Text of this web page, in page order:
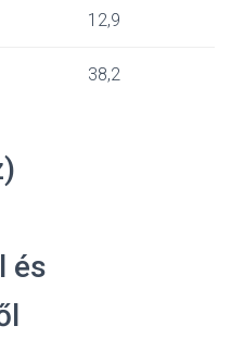
12,9
38,2
és